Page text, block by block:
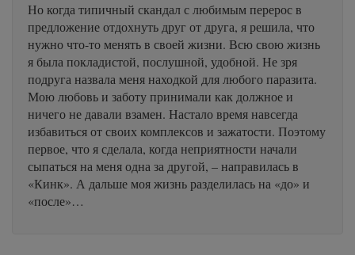
Но когда типичный скандал с любимым перерос в
предложение отдохнуть друг от друга, я решила, что
нужно что-то менять в своей жизни. Всю свою жизнь
я была покладистой, послушной, удобной. Не зря
подруга назвала меня находкой для любого паразита.
Мою любовь и заботу принимали как должное и
ничего не давали взамен. Настало время навсегда
избавиться от своих комплексов и зажатости. Поэтому
первое, что я сделала, когда неприятности начали
сыпаться на меня одна за другой, – направилась в
«Кинк». А дальше моя жизнь разделилась на «до» и
«после»…